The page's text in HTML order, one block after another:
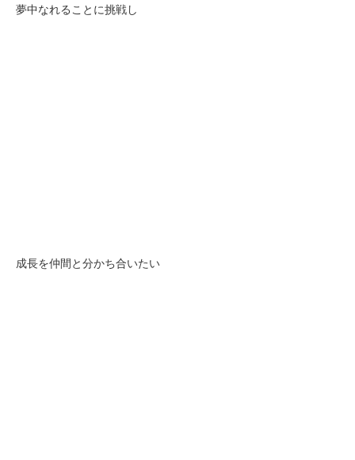
夢中なれることに挑戦し
成長を仲間と分かち合いたい